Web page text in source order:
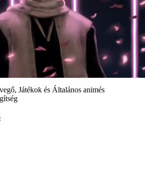
Játékok és Általános animés